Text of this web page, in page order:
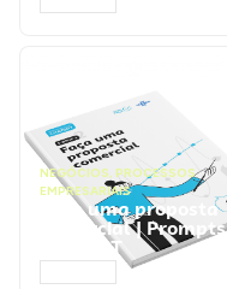
NEGÓCIOS, PROCESSOS
EMPRESARIAIS
Faça uma proposta
comercial | Prompts
ChatGPT